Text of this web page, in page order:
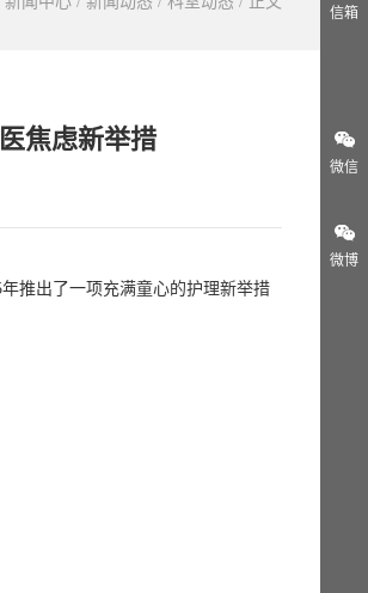
焦虑新举措
推出了一项充满童心的护理新举措
信箱
微信
微博